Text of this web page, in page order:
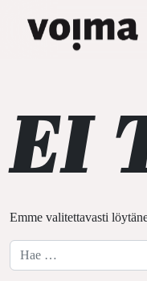
Päävalikko
EI
Emme valitettavasti
Hae: